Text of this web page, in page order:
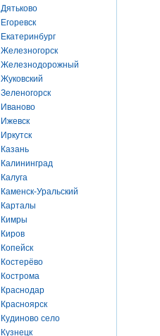
Дятьково
Егоревск
Екатеринбург
Железногорск
Железнодорожный
Жуковский
Зеленогорск
Иваново
Ижевск
Иркутск
Казань
Калининград
Калуга
Каменск-Уральский
Карталы
Кимры
Киров
Копейск
Костерёво
Кострома
Краснодар
Красноярск
Кудиново село
Кузнецк